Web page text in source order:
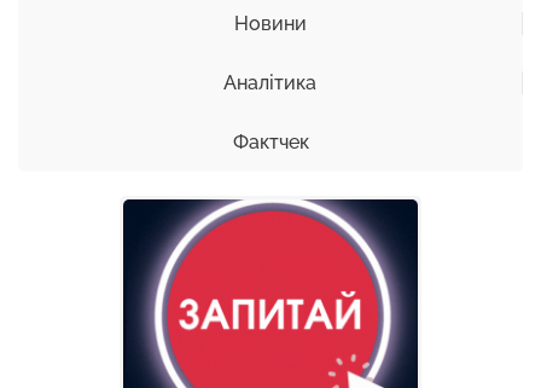
Новини
Аналітика
Фактчек